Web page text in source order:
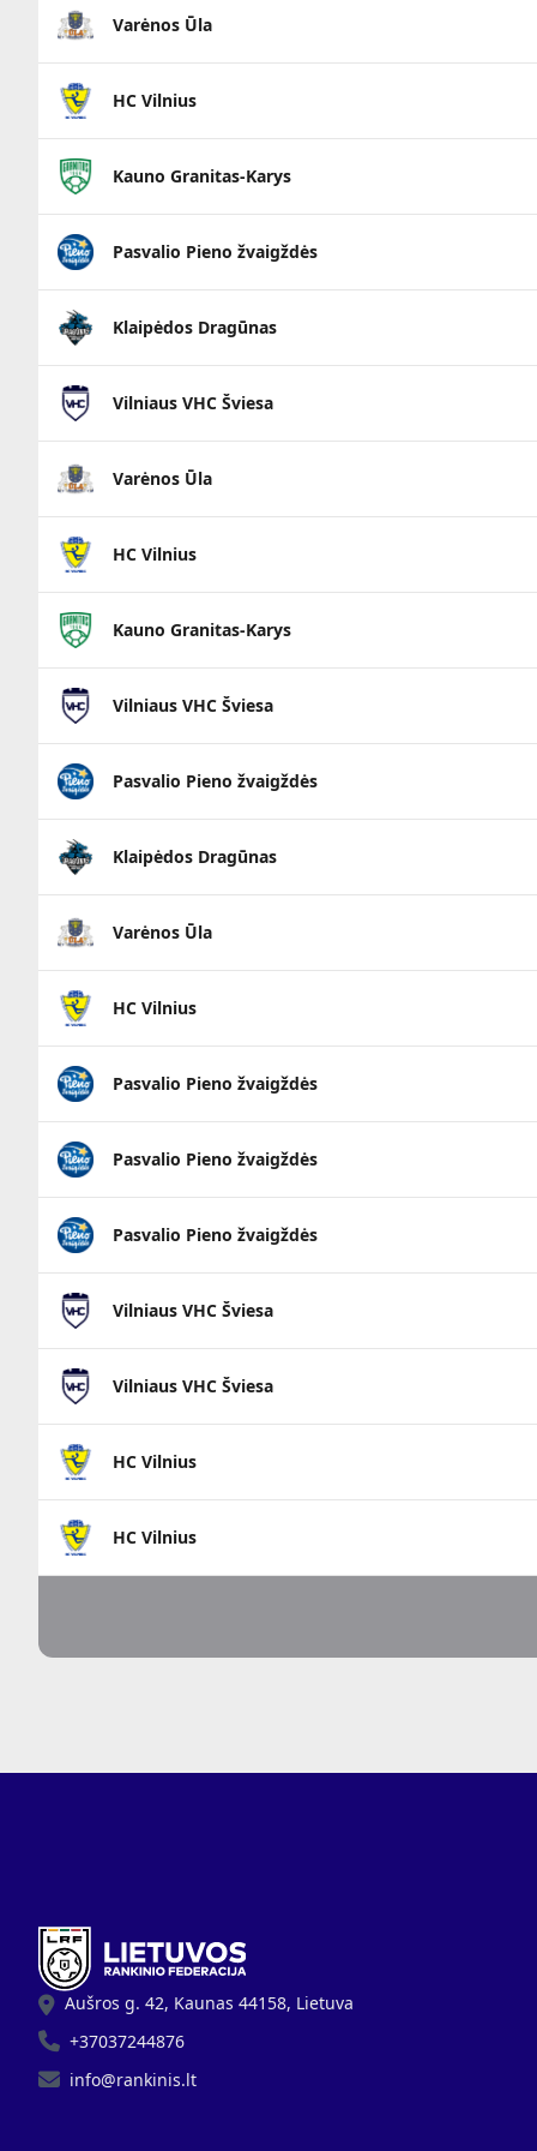
Varėnos Ūla
HC Vilnius
Kauno Granitas-Karys
Pasvalio Pieno žvaigždės
Klaipėdos Dragūnas
Vilniaus VHC Šviesa
Varėnos Ūla
HC Vilnius
Kauno Granitas-Karys
Vilniaus VHC Šviesa
Pasvalio Pieno žvaigždės
Klaipėdos Dragūnas
Varėnos Ūla
HC Vilnius
Pasvalio Pieno žvaigždės
Pasvalio Pieno žvaigždės
Pasvalio Pieno žvaigždės
Vilniaus VHC Šviesa
Vilniaus VHC Šviesa
HC Vilnius
HC Vilnius
Aušros g. 42, Kaunas 44158, Lietuva
+37037244876
info@rankinis.lt